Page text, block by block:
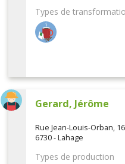
Types de
Gerard, Jérôme
Rue Jean-Louis-Orban, 16
6730 - Lahage
Types de production